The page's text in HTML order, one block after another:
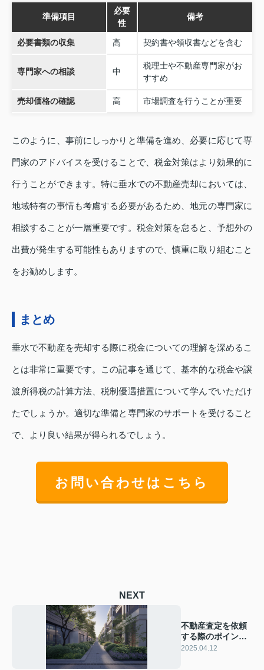
準備項目
必要
性
備考
必要書類の収集 高 契約書や領収書などを含む
専門家への相談 中
税理士や不動産専門家がお
すすめ
売却価格の確認 高 市場調査を行うことが重要
このように、事前にしっかりと準備を進め、必要に応じて専
門家のアドバイスを受けることで、税金対策はより効果的に
行うことができます。特に垂水での不動産売却においては、
地域特有の事情も考慮する必要があるため、地元の専門家に
相談することが一層重要です。税金対策を怠ると、予想外の
出費が発生する可能性もありますので、慎重に取り組むこと
をお勧めします。
まとめ
垂水で不動産を売却する際に税金についての理解を深めるこ
とは非常に重要です。この記事を通じて、基本的な税金や譲
渡所得税の計算方法、税制優遇措置について学んでいただけ
たでしょうか。適切な準備と専門家のサポートを受けること
で、より良い結果が得られるでしょう。
お問い合わせはこちら
NEXT
不動産査定を依頼
する際のポイン
ト！基本から依頼
2025.04.12